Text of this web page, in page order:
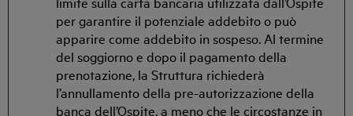
per garantire il potenziale addebito o può
apparire come addebito in sospeso. Al termine
del soggiorno e dopo il pagamento della
prenotazione, la Struttura richiederà
l’annullamento della pre-autorizzazione della
banca dell’Ospite, a meno che le circostanze in